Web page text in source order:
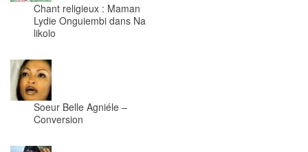
Chant religieux : Maman
Lydie Onguiembi dans Na
likolo
Soeur Belle Agniéle –
Conversion